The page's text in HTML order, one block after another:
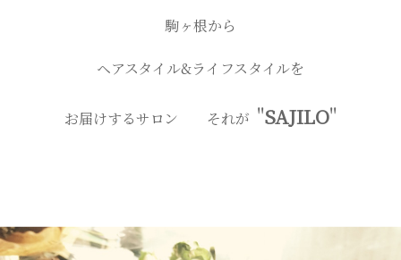
駒ヶ根から
ヘアスタイル&ライフスタイルを
お届けするサロン それが "SAJILO"